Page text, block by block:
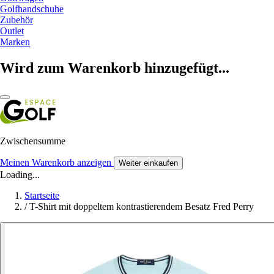
Golfhandschuhe
Zubehör
Outlet
Marken
Wird zum Warenkorb hinzugefügt...
Zwischensumme
Meinen Warenkorb anzeigen Weiter einkaufen
Loading...
Startseite
/ T-Shirt mit doppeltem kontrastierendem Besatz Fred Perry